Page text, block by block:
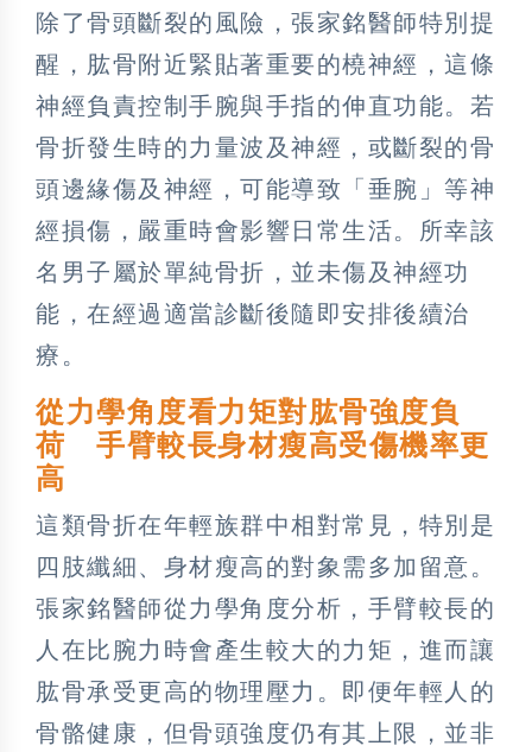
除了骨頭斷裂的風險，張家銘醫師特別提
醒，肱骨附近緊貼著重要的橈神經，這條
神經負責控制手腕與手指的伸直功能。若
骨折發生時的力量波及神經，或斷裂的骨
頭邊緣傷及神經，可能導致「垂腕」等神
經損傷，嚴重時會影響日常生活。所幸該
名男子屬於單純骨折，並未傷及神經功
能，在經過適當診斷後隨即安排後續治
療。
從力學角度看力矩對肱骨強度負
荷 手臂較長身材瘦高受傷機率更
高
這類骨折在年輕族群中相對常見，特別是
四肢纖細、身材瘦高的對象需多加留意。
張家銘醫師從力學角度分析，手臂較長的
人在比腕力時會產生較大的力矩，進而讓
肱骨承受更高的物理壓力。即便年輕人的
骨骼健康，但骨頭強度仍有其上限，並非